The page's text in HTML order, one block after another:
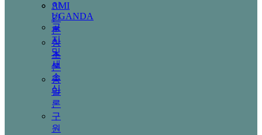
AMI
UGANDA
공
지
및
새
소
식
인
간
론
창
조
론
종
말
론
구
원